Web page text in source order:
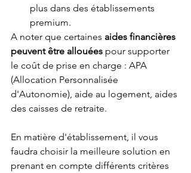
plus dans des établissements
premium.
A noter que certaines aides financières
peuvent être allouées pour supporter
le coût de prise en charge : APA
(Allocation Personnalisée
d'Autonomie), aide au logement, aides
des caisses de retraite.
En matière d'établissement, il vous
faudra choisir la meilleure solution en
prenant en compte différents critères